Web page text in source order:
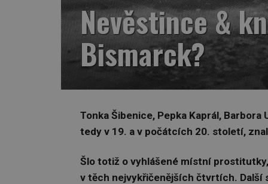
Nevěstince &
Bismarck?
Tonka Šibenice, Pepka Kaprál, Barbora
tedy v 19. a v počátcích 20. století,
Šlo totiž o vyhlášené místní
v těch nejvykřičenějších čtvrtích. Další